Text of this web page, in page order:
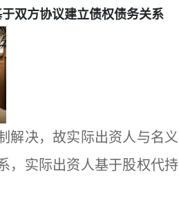
双方协议建立债权债务关系
解决，故实际出资人与名义
，实际出资人基于股权代持